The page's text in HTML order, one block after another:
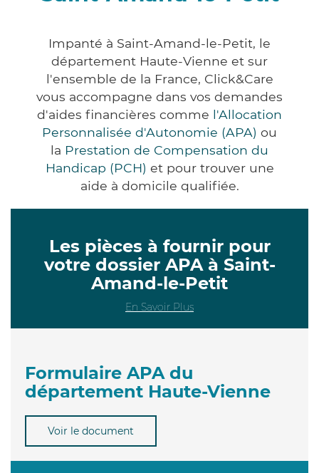
Impanté à Saint-Amand-le-Petit, le
département Haute-Vienne et sur
l'ensemble de la France, Click&Care
vous accompagne dans vos demandes
d'aides financières comme l'Allocation
Personnalisée d'Autonomie (APA) ou
la Prestation de Compensation du
Handicap (PCH) et pour trouver une
aide à domicile qualifiée.
Les pièces à fournir pour
votre dossier APA à Saint-
Amand-le-Petit
En Savoir Plus
Formulaire APA du
département Haute-Vienne
Voir le document